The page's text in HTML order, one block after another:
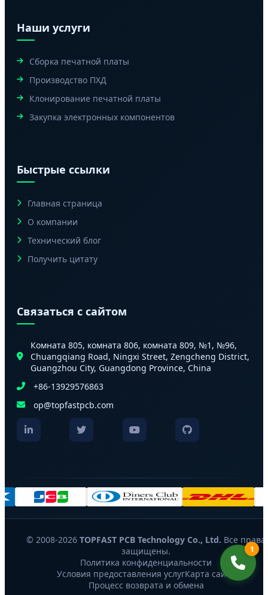
Наши услуги
Сборка печатной платы
Производство ПХД
Клонирование печатной платы
Закупка электронных компонентов
Быстрые ссылки
Главная страница
О компании
Технический блог
Получить цитату
Связаться с сайтом
Комната 805, комната 806, комната 809, №1, №96,
Chuangqiang Road, Ningxi Street, Zengcheng District,
Guangzhou City, Guangdong Province, China
+86-13929576863
op@topfastpcb.com
© 2008-2026 TOPFAST PCB Technology Co., Ltd. Все права
защищены.
Политика конфиденциальности
Условия предоставления услугКарта сайта
Процесс возврата и обмена
1